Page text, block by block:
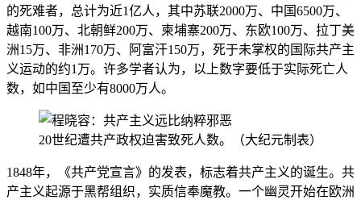
的死难者，总计为近1亿人，其中苏联2000万、中国6500万、
越南100万、北朝鲜200万、柬埔寨200万、东欧100万、拉丁美
洲15万、非洲170万、阿富汗150万，死于未掌权的国际共产主
义运动的约1万。许多学者认为，以上数字要低于实际死亡人
数，如中国至少有8000万人。
20世纪遭共产政权迫害致死人数。（大纪元制表）
1848年，《共产党宣言》的发表，标志着共产主义的诞生。共
产主义起源于黑帮组织，实质信奉魔教。一个幽灵开始在欧洲